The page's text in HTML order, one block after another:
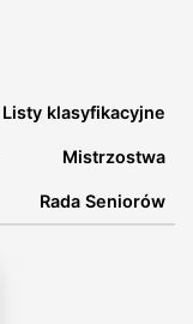
Listy klasyfikacyjne
Mistrzostwa
Rada Seniorów